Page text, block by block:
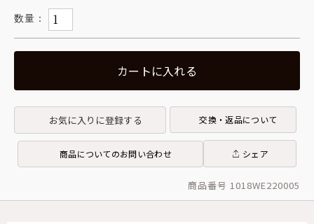
カートに入れる
お気に入りに登録する 交換・返品について
商品についてのお問い合わせ シェア
商品番号 1018WE220005